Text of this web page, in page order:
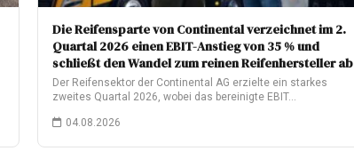
Die Reifensparte von Continental verzeichnet im 2.
Quartal 2026 einen EBIT-Anstieg von 35 % und
schließt den Wandel zum reinen Reifenhersteller ab
Der Reifensektor der Continental AG erzielte ein starkes
zweites Quartal 2026, wobei das bereinigte EBIT…
04.08.2026